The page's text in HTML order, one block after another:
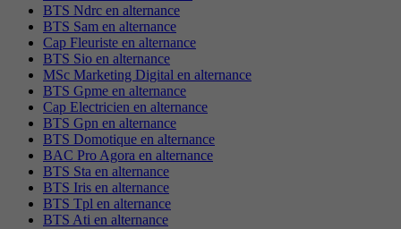
BTS Ndrc en alternance
BTS Sam en alternance
Cap Fleuriste en alternance
BTS Sio en alternance
MSc Marketing Digital en alternance
BTS Gpme en alternance
Cap Electricien en alternance
BTS Gpn en alternance
BTS Domotique en alternance
BAC Pro Agora en alternance
BTS Sta en alternance
BTS Iris en alternance
BTS Tpl en alternance
BTS Ati en alternance